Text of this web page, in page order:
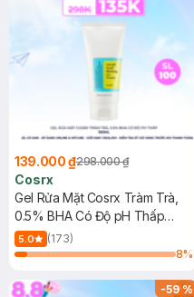
139.000 ₫298.000 ₫
Cosrx
Gel Rửa Mặt Cosrx Tràm Trà,
0.5% BHA Có Độ pH Thấp
150ml
5.0
(173)
8%
-59%